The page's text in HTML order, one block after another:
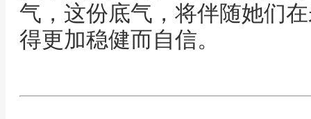
气，这份底气，将伴随她们
得更加稳健而自信。